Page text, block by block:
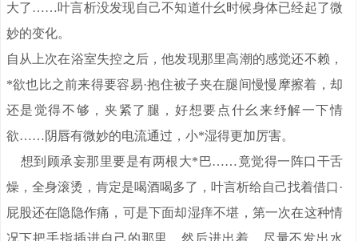
大了……叶言析没发现自己不知道什幺时候身体已经起了微
妙的变化。
自从上次在浴室失控之后，他发现那里高潮的感觉还不赖，
*欲也比之前来得要容易·抱住被子夹在腿间慢慢摩擦着，却
还是觉得不够，夹紧了腿，好想要点什幺来纾解一下情
欲……阴唇有微妙的电流通过，小*湿得更加厉害。
想到顾承妄那里要是有两根大*巴……竟觉得一阵口干舌
燥，全身滚烫，肯定是喝酒喝多了，叶言析给自己找着借口·
屁股还在隐隐作痛，可是下面却湿痒不堪，第一次在这种情